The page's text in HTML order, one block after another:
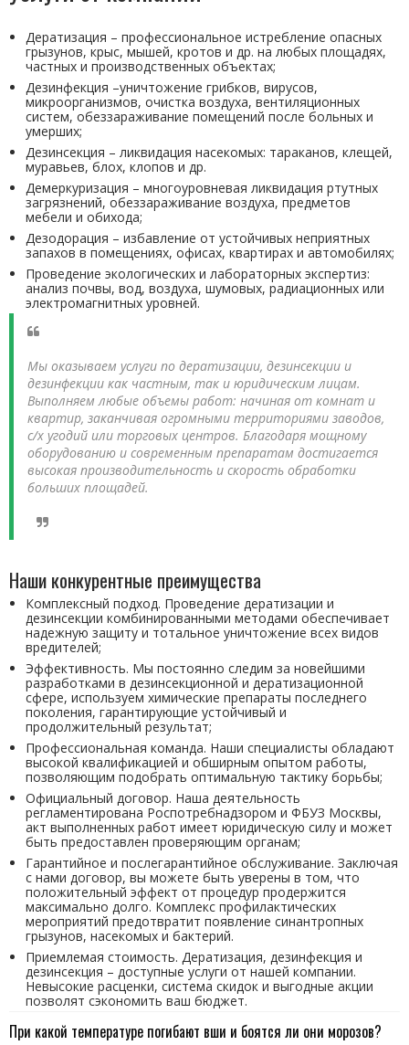
Дератизация – профессиональное истребление опасных
грызунов, крыс, мышей, кротов и др. на любых площадях,
частных и производственных объектах;
Дезинфекция –уничтожение грибков, вирусов,
микроорганизмов, очистка воздуха, вентиляционных
систем, обеззараживание помещений после больных и
умерших;
Дезинсекция – ликвидация насекомых: тараканов, клещей,
муравьев, блох, клопов и др.
Демеркуризация – многоуровневая ликвидация ртутных
загрязнений, обеззараживание воздуха, предметов
мебели и обихода;
Дезодорация – избавление от устойчивых неприятных
запахов в помещениях, офисах, квартирах и автомобилях;
Проведение экологических и лабораторных экспертиз:
анализ почвы, вод, воздуха, шумовых, радиационных или
электромагнитных уровней.
Мы оказываем услуги по дератизации, дезинсекции и
дезинфекции как частным, так и юридическим лицам.
Выполняем любые объемы работ: начиная от комнат и
квартир, заканчивая огромными территориями заводов,
с/х угодий или торговых центров. Благодаря мощному
оборудованию и современным препаратам достигается
высокая производительность и скорость обработки
больших площадей.
Наши конкурентные преимущества
Комплексный подход. Проведение дератизации и
дезинсекции комбинированными методами обеспечивает
надежную защиту и тотальное уничтожение всех видов
вредителей;
Эффективность. Мы постоянно следим за новейшими
разработками в дезинсекционной и дератизационной
сфере, используем химические препараты последнего
поколения, гарантирующие устойчивый и
продолжительный результат;
Профессиональная команда. Наши специалисты обладают
высокой квалификацией и обширным опытом работы,
позволяющим подобрать оптимальную тактику борьбы;
Официальный договор. Наша деятельность
регламентирована Роспотребнадзором и ФБУЗ Москвы,
акт выполненных работ имеет юридическую силу и может
быть предоставлен проверяющим органам;
Гарантийное и послегарантийное обслуживание. Заключая
с нами договор, вы можете быть уверены в том, что
положительный эффект от процедур продержится
максимально долго. Комплекс профилактических
мероприятий предотвратит появление синантропных
грызунов, насекомых и бактерий.
Приемлемая стоимость. Дератизация, дезинфекция и
дезинсекция – доступные услуги от нашей компании.
Невысокие расценки, система скидок и выгодные акции
позволят сэкономить ваш бюджет.
При какой температуре погибают вши и боятся ли они морозов?